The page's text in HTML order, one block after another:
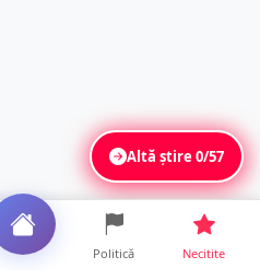
Altă știre0/57
Politică Necitite